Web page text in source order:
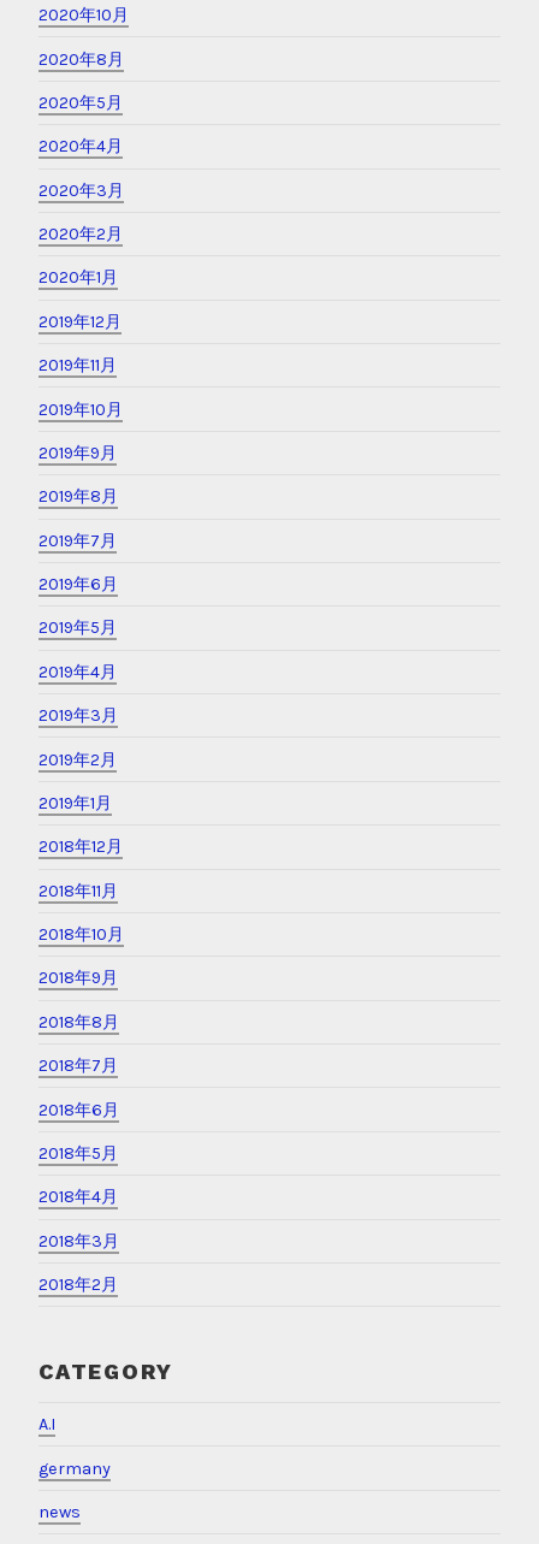
2020年10月
2020年8月
2020年5月
2020年4月
2020年3月
2020年2月
2020年1月
2019年12月
2019年11月
2019年10月
2019年9月
2019年8月
2019年7月
2019年6月
2019年5月
2019年4月
2019年3月
2019年2月
2019年1月
2018年12月
2018年11月
2018年10月
2018年9月
2018年8月
2018年7月
2018年6月
2018年5月
2018年4月
2018年3月
2018年2月
CATEGORY
A.I
germany
news